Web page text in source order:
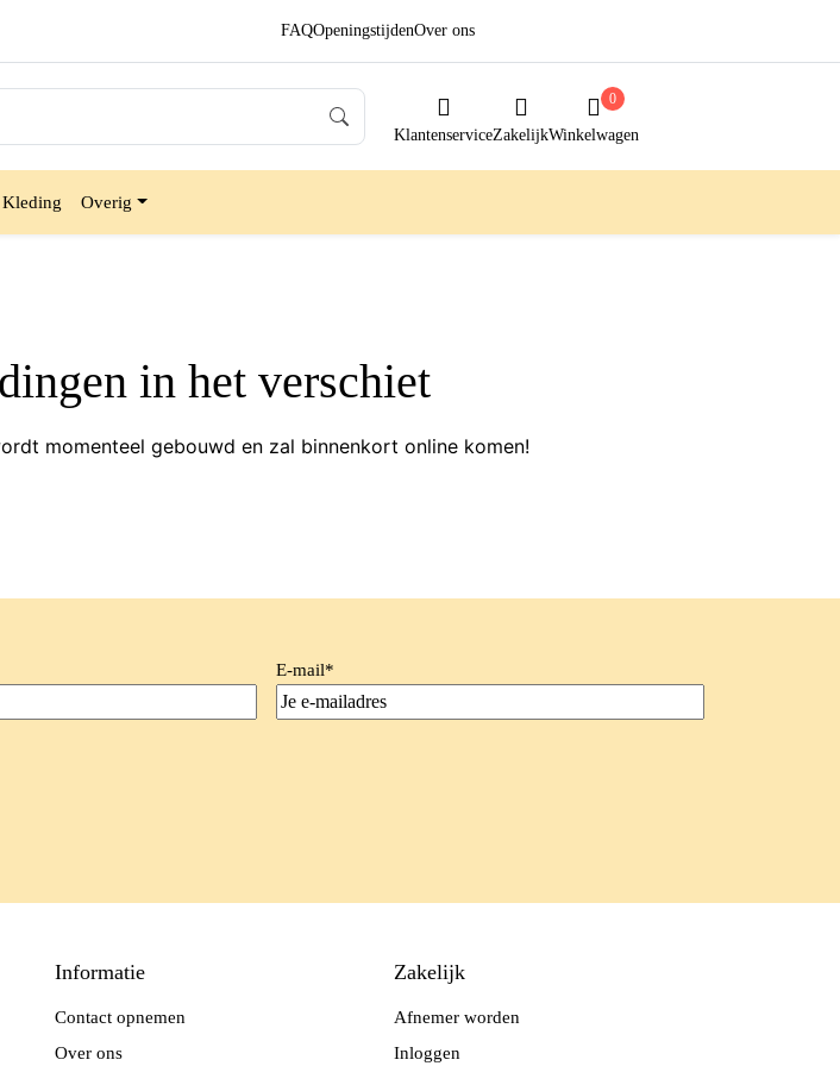
FAQOpeningstijdenOver ons
KlantenserviceZakelijkWinkelwagen
0
Kleding Overig
in het verschiet
momenteel gebouwd en zal binnenkort online komen!
E-mail*
Informatie
Contact opnemen
Over ons
Zakelijk
Afnemer worden
Inloggen